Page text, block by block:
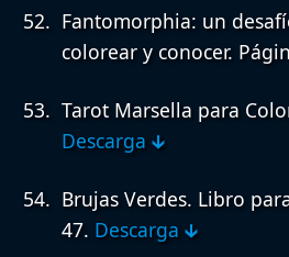
Fantomorphia: un
colorear y conocer.
Tarot Marsella para
Descarga 🡳
Brujas Verdes. Libro
47. Descarga 🡳